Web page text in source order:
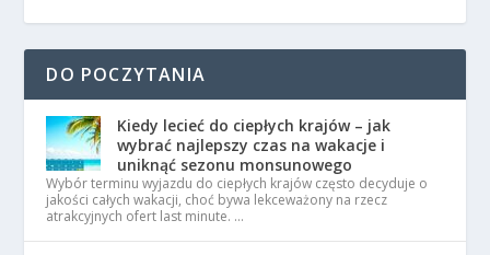
DO POCZYTANIA
Kiedy lecieć do ciepłych krajów – jak
wybrać najlepszy czas na wakacje i
uniknąć sezonu monsunowego
Wybór terminu wyjazdu do ciepłych krajów często decyduje o
jakości całych wakacji, choć bywa lekceważony na rzecz
atrakcyjnych ofert last minute. …